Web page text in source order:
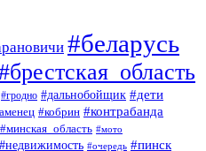
#беларусь
#гродно #дальнобойщик #дети
#кобрин #контрабанда
#минская_область #мото
#недвижимость #очередь #пинск